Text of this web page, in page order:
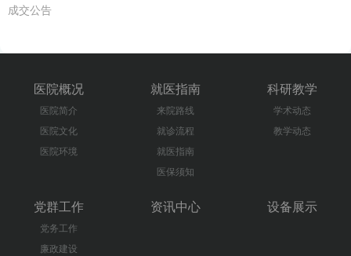
成交公告
医院概况
医院简介
医院文化
医院环境
就医指南
来院路线
就诊流程
就医指南
医保须知
科研教学
学术动态
教学动态
党群工作
党务工作
廉政建设
资讯中心 设备展示